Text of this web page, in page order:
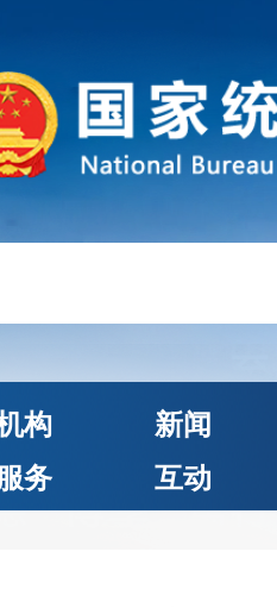
构
新闻
务
互动